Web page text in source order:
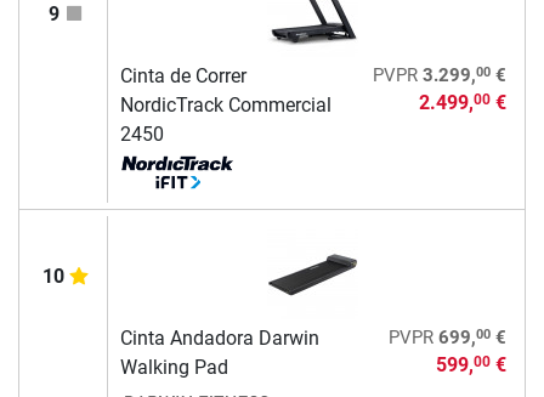
9
Cinta de Correr
NordicTrack Commercial
2450
PVPR 3.299,00€
2.499,00€
10
Cinta Andadora Darwin
Walking Pad
PVPR 699,00€
599,00€